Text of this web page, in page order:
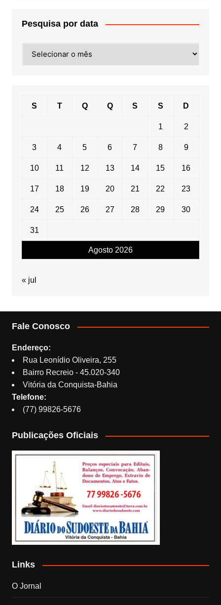
Pesquisa por data
por
Agosto 2026
S T Q Q S S D
1 2
3 4 5 6 7 8 9
10 11 12 13 14 15 16
17 18 19 20 21 22 23
24 25 26 27 28 29 30
31
« jul
Fale Conosco
Endereço:
Rua Leonídio Oliveira, 255
Bairro Recreio - 45.020-340
Vitória da Conquista-Bahia
Telefone:
(77) 99826-5676
Publicações Oficiais
Links
O Jornal